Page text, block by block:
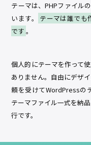
テーマは、PHPファイル
います。
テーマは誰でも
です 。
個人的にテーマを作って
ありません。自由にデザ
頼を受けてWordPressの
テーマファイル一式を納
行です。